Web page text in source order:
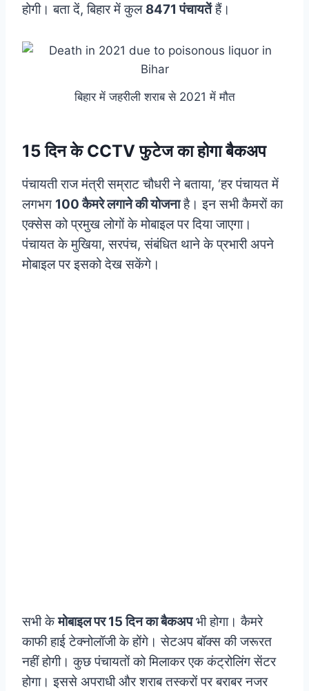
होगी। बता दें, बिहार में कुल 8471 पंचायतेंहैं।
बिहार में जहरीली शराब से 2021 में मौत
15 दिन के CCTV फुटेज का होगा बैकअप
पंचायती राज मंत्री सम्राट चौधरी ने बताया, ‘हर पंचायत में
लगभग 100 कैमरे लगाने की योजनाहै। इन सभी कैमरों का
एक्सेस को प्रमुख लोगों के मोबाइल पर दिया जाएगा।
पंचायत के मुखिया, सरपंच, संबंधित थाने के प्रभारी अपने
मोबाइल पर इसको देख सकेंगे।
सभी केमोबाइल पर 15 दिन का बैकअपभी होगा। कैमरे
काफी हाई टेक्नोलॉजी के होंगे। सेटअप बॉक्स की जरूरत
नहीं होगी। कुछ पंचायतों को मिलाकर एक कंट्रोलिंग सेंटर
होगा। इससे अपराधी और शराब तस्करों पर बराबर नजर